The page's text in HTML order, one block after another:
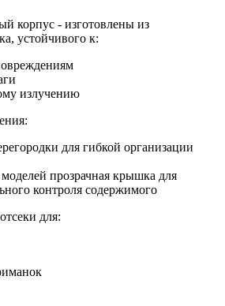
корпус - изготовлены из
устойчивого к:
излучению
для гибкой организации
прозрачная крышка для
контроля содержимого
для: